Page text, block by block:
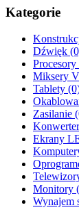
Kategorie
Dźwięk
Miksery
Tablety
Zasilanie
Ekrany
Monitory
Wynajem